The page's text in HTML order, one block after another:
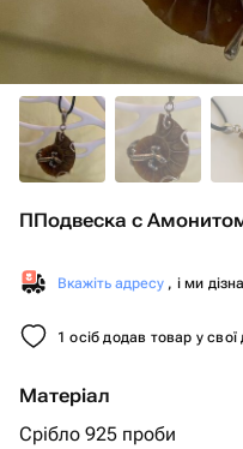
ППодвеска с
Вкажіть адресу , і ми
1 осіб додав товар у свої
Матеріал
Срібло 925 проби